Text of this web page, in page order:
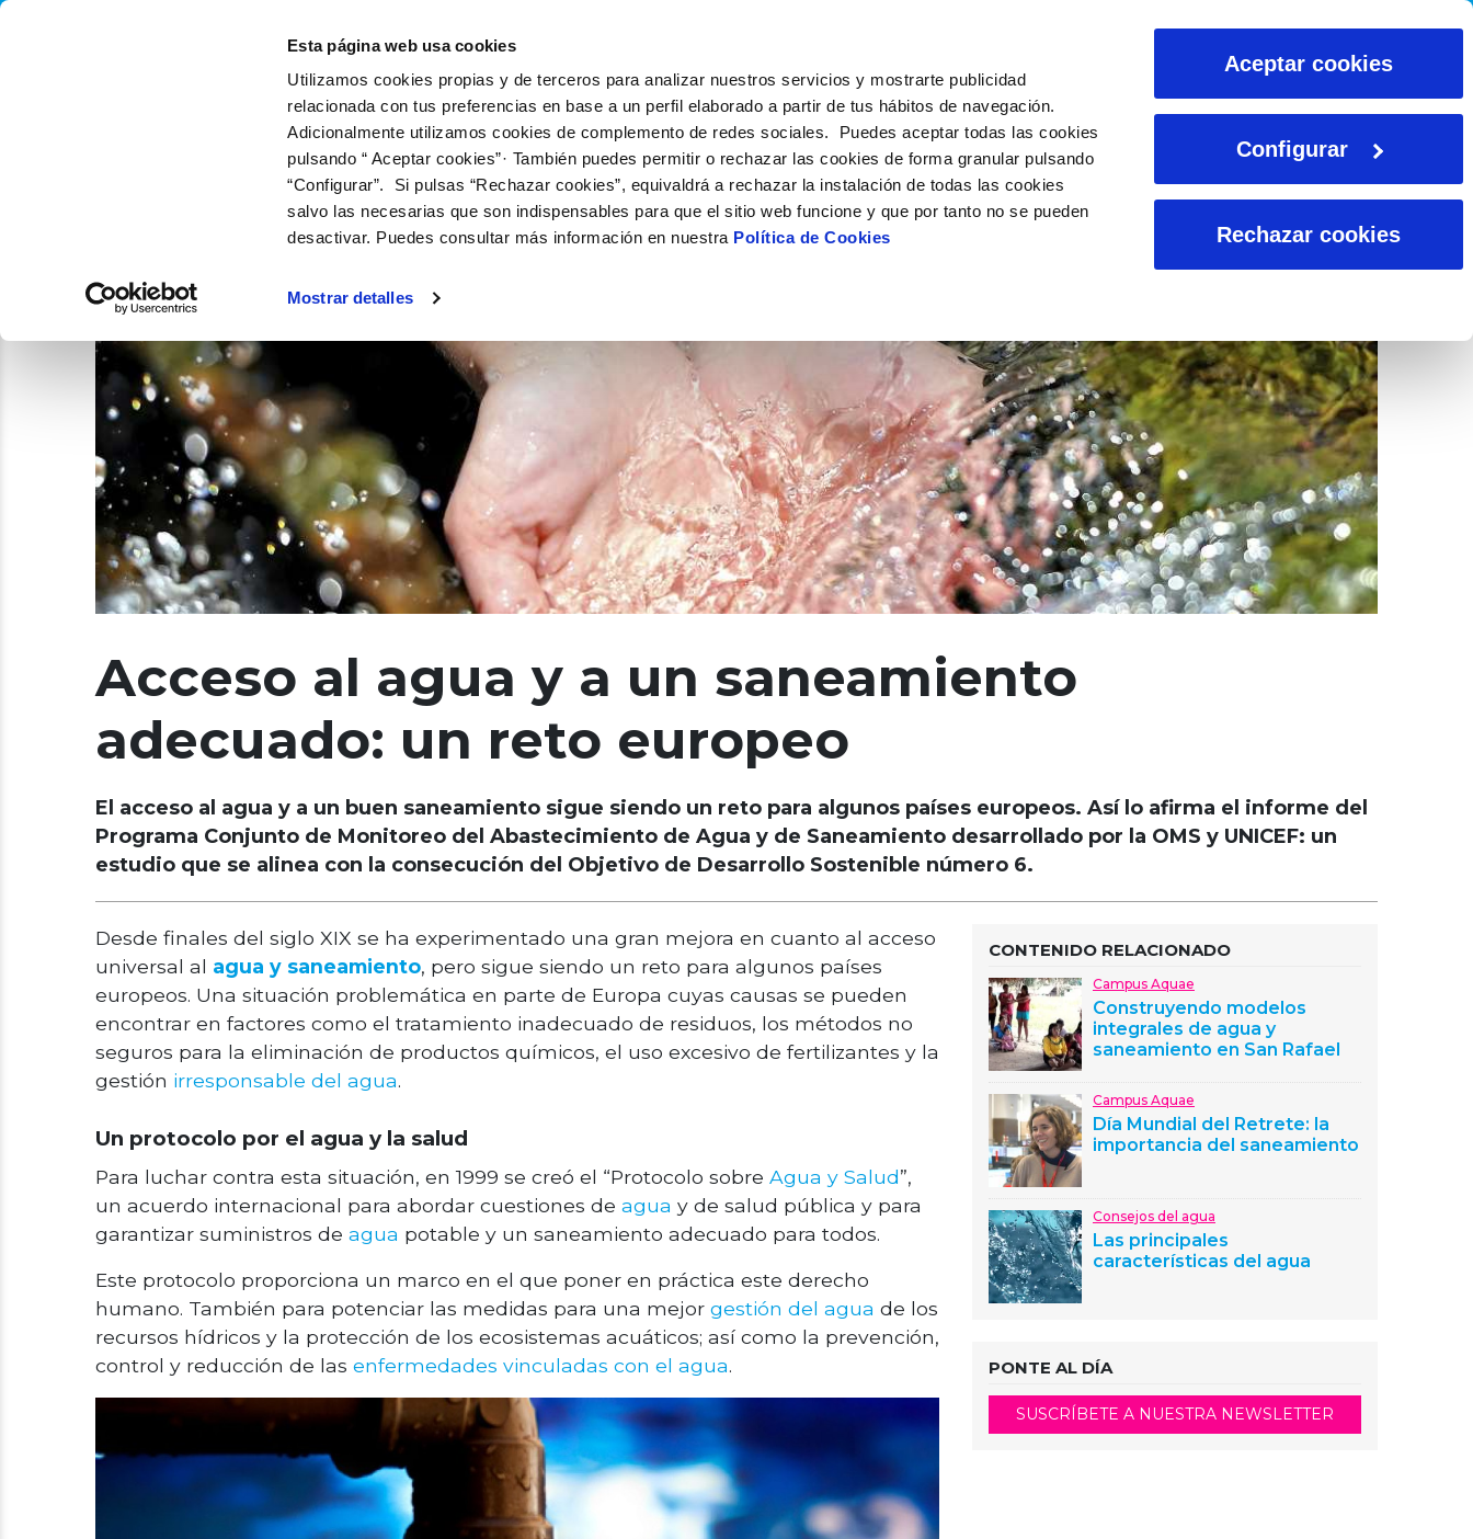
Esta página web usa cookies
Utilizamos cookies propias y de terceros para analizar nuestros servicios y mostrarte publicidad
relacionada con tus preferencias en base a un perfil elaborado a partir de tus hábitos de navegación.
Adicionalmente utilizamos cookies de complemento de redes sociales. Puedes aceptar todas las cookies
pulsando “ Aceptar cookies”· También puedes permitir o rechazar las cookies de forma granular pulsando
“Configurar”. Si pulsas “Rechazar cookies”, equivaldrá a rechazar la instalación de todas las cookies
salvo las necesarias que son indispensables para que el sitio web funcione y que por tanto no se pueden
desactivar. Puedes consultar más información en nuestra Política de Cookies
Mostrar detalles
Aceptar cookies
Configurar
Rechazar cookies
QUIÉNES SOMOS QUÉ HACEMOS
Acceso al agua y a un saneamiento
adecuado: un reto europeo
El acceso al agua y a un buen saneamiento sigue siendo un reto para algunos países europeos. Así lo afirma el informe del
Programa Conjunto de Monitoreo del Abastecimiento de Agua y de Saneamiento desarrollado por la OMS y UNICEF: un
estudio que se alinea con la consecución del Objetivo de Desarrollo Sostenible número 6.
Desde finales del siglo XIX se ha experimentado una gran mejora en cuanto al acceso
universal al agua y saneamiento, pero sigue siendo un reto para algunos países
europeos. Una situación problemática en parte de Europa cuyas causas se pueden
encontrar en factores como el tratamiento inadecuado de residuos, los métodos no
seguros para la eliminación de productos químicos, el uso excesivo de fertilizantes y la
gestión irresponsable del agua.
Un protocolo por el agua y la salud
Para luchar contra esta situación, en 1999 se creó el “Protocolo sobre Agua y Salud”,
un acuerdo internacional para abordar cuestiones de agua y de salud pública y para
garantizar suministros de agua potable y un saneamiento adecuado para todos.
Este protocolo proporciona un marco en el que poner en práctica este derecho
humano. También para potenciar las medidas para una mejor gestión del agua de los
recursos hídricos y la protección de los ecosistemas acuáticos; así como la prevención,
control y reducción de las enfermedades vinculadas con el agua.
CONTENIDO RELACIONADO
Campus Aquae
Construyendo modelos
integrales de agua y
saneamiento en San Rafael
Campus Aquae
Día Mundial del Retrete: la
importancia del saneamiento
Consejos del agua
Las principales
características del agua
PONTE AL DÍA
SUSCRÍBETE A NUESTRA NEWSLETTER